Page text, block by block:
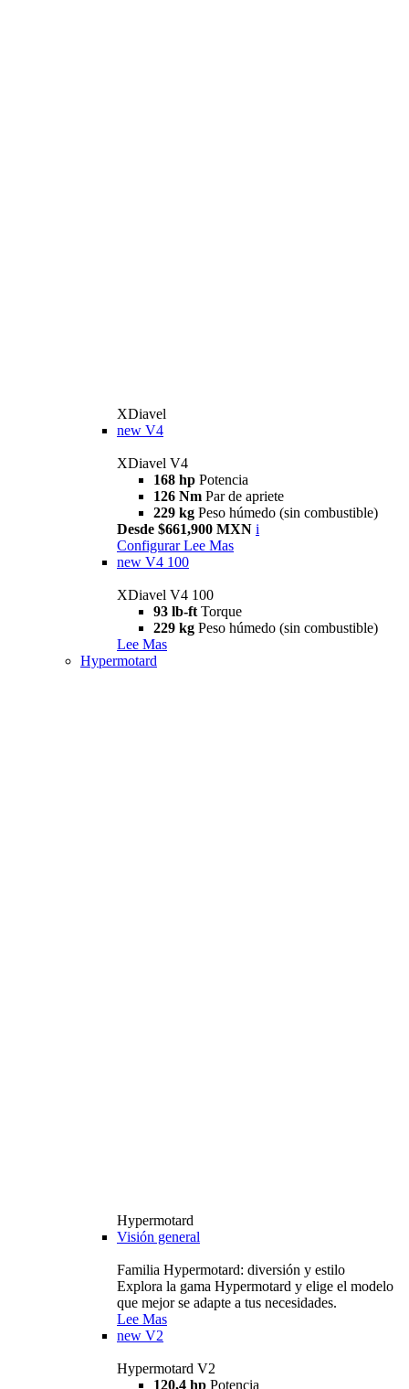
XDiavel
new V4
XDiavel V4
168 hp Potencia
126 Nm Par de apriete
229 kg Peso húmedo (sin combustible)
Desde $661,900 MXN i
Configurar Lee Mas
new V4 100
XDiavel V4 100
93 lb-ft Torque
229 kg Peso húmedo (sin combustible)
Lee Mas
Hypermotard
Hypermotard
Visión general
Familia Hypermotard: diversión y estilo
Explora la gama Hypermotard y elige el modelo
que mejor se adapte a tus necesidades.
Lee Mas
new V2
Hypermotard V2
120,4 hp Potencia